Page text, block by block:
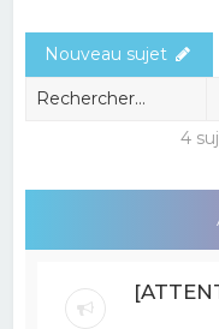
Nouveau sujet
4